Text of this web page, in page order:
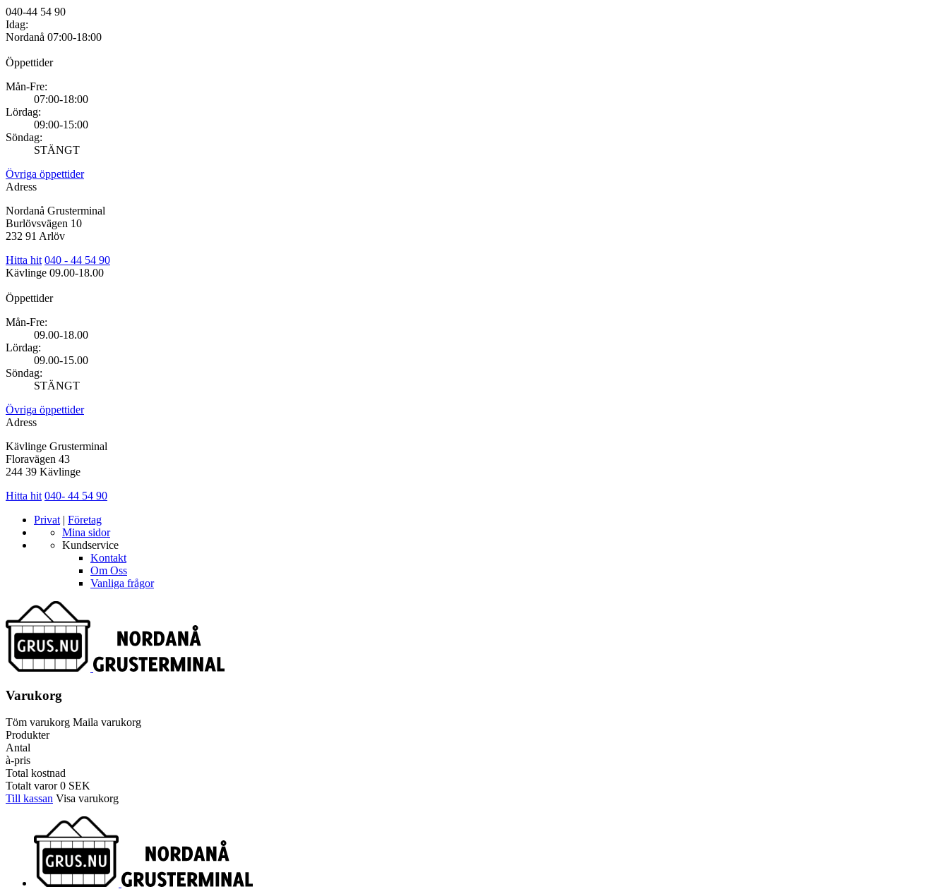
040-44 54 90
Idag:
Nordanå 07:00-18:00
Öppettider
Mån-Fre:
07:00-18:00
Lördag:
09:00-15:00
Söndag:
STÄNGT
Övriga öppettider
Adress
Nordanå Grusterminal
Burlövsvägen 10
232 91 Arlöv
Hitta hit 040 - 44 54 90
Kävlinge 09.00-18.00
Öppettider
Mån-Fre:
09.00-18.00
Lördag:
09.00-15.00
Söndag:
STÄNGT
Övriga öppettider
Adress
Kävlinge Grusterminal
Floravägen 43
244 39 Kävlinge
Hitta hit 040- 44 54 90
Privat | Företag
Mina sidor
Kundservice
Kontakt
Om Oss
Vanliga frågor
Varukorg
Töm varukorg Maila varukorg
Produkter
Antal
à-pris
Total kostnad
Totalt varor0 SEK
Till kassan Visa varukorg